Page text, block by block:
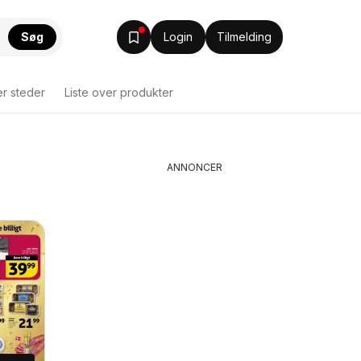
Søg Login Tilmelding
steder Liste over produkter
ANNONCER